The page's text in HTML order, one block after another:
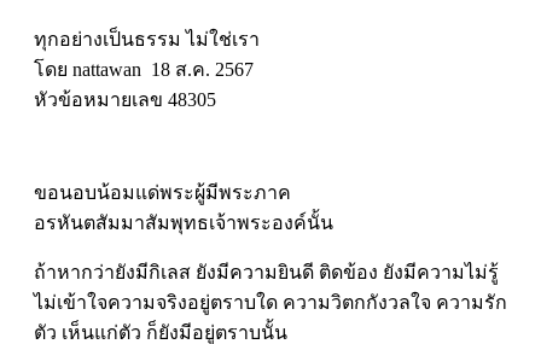
ทุกอย่างเป็นธรรม ไม่ใช่เรา
โดย nattawan 18 ส.ค. 2567
หัวข้อหมายเลข 48305
ขอนอบน้อมแด่พระผู้มีพระภาค
อรหันตสัมมาสัมพุทธเจ้าพระองค์นั้น
ถ้าหากว่ายังมีกิเลส ยังมีความยินดี ติดข้อง ยังมีความไม่รู้
ไม่เข้าใจความจริงอยู่ตราบใด ความวิตกกังวลใจ ความรัก
ตัว เห็นแก่ตัว ก็ยังมีอยู่ตราบนั้น